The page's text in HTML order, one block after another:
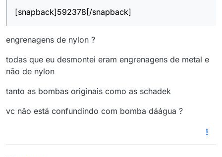
[snapback]592378[/snapback]
engrenagens de nylon ?
todas que eu desmontei eram engrenagens de metal e
não de nylon
tanto as bombas originais como as schadek
vc não está confundindo com bomba dáágua ?